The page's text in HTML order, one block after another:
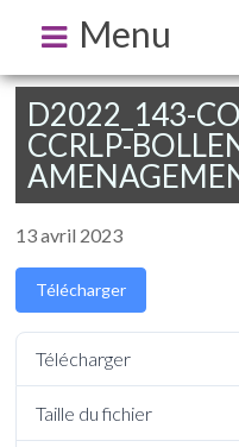
Menu
D2022_143-
CCRLP-
13 avril 2023
Télécharger
Télécharger
Taille du fichier